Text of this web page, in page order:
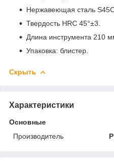
Нержавеющая сталь
Твердость HRC 45°±3.
Длина инструмента 210
Упаковка: блистер.
Скрыть
Характеристики
Основные
Производитель